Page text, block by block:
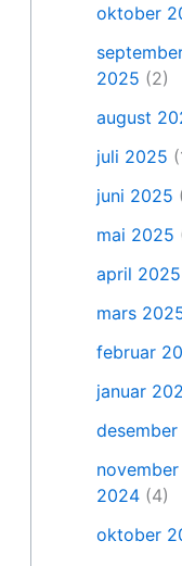
oktober
2025 (2)
august
juli 2025
juni 2025
mai 2025
april 2025
mars
februar
januar
november
2024 (4)
oktober